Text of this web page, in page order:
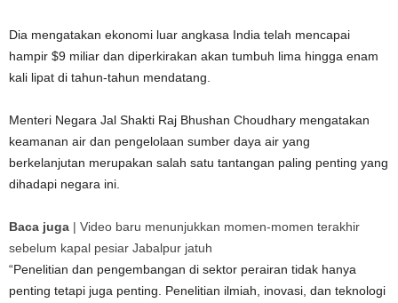
Dia mengatakan ekonomi luar angkasa India telah mencapai
hampir $9 miliar dan diperkirakan akan tumbuh lima hingga enam
kali lipat di tahun-tahun mendatang.
Menteri Negara Jal Shakti Raj Bhushan Choudhary mengatakan
keamanan air dan pengelolaan sumber daya air yang
berkelanjutan merupakan salah satu tantangan paling penting yang
dihadapi negara ini.
Baca juga | Video baru menunjukkan momen-momen terakhir
sebelum kapal pesiar Jabalpur jatuh
“Penelitian dan pengembangan di sektor perairan tidak hanya
penting tetapi juga penting. Penelitian ilmiah, inovasi, dan teknologi